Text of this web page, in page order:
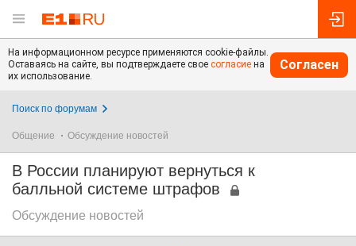
На информационном ресурсе применяются cookie-файлы.
Оставаясь на сайте, вы подтверждаете свое согласие на
их использование.
Согласен
Поиск по форумам
Общение Обсуждение новостей
В России планируют вернуться к
балльной системе штрафов
Обсуждение новостей